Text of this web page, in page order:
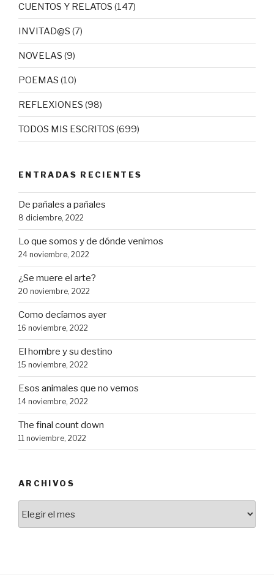
CUENTOS Y RELATOS (147)
INVITAD@S (7)
NOVELAS (9)
POEMAS (10)
REFLEXIONES (98)
TODOS MIS ESCRITOS (699)
ENTRADAS RECIENTES
De pañales a pañales
8 diciembre, 2022
Lo que somos y de dónde venimos
24 noviembre, 2022
¿Se muere el arte?
20 noviembre, 2022
Como decíamos ayer
16 noviembre, 2022
El hombre y su destino
15 noviembre, 2022
Esos animales que no vemos
14 noviembre, 2022
The final count down
11 noviembre, 2022
ARCHIVOS